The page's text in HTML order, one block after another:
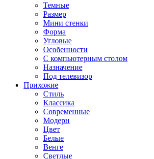
Темные
Размер
Мини стенки
Форма
Угловые
Особенности
С компьютерным столом
Назначение
Под телевизор
Прихожие
Стиль
Классика
Современные
Модерн
Цвет
Белые
Венге
Светлые